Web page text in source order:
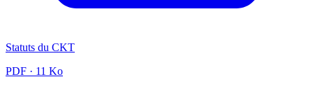
Statuts du CKT
PDF · 11 Ko